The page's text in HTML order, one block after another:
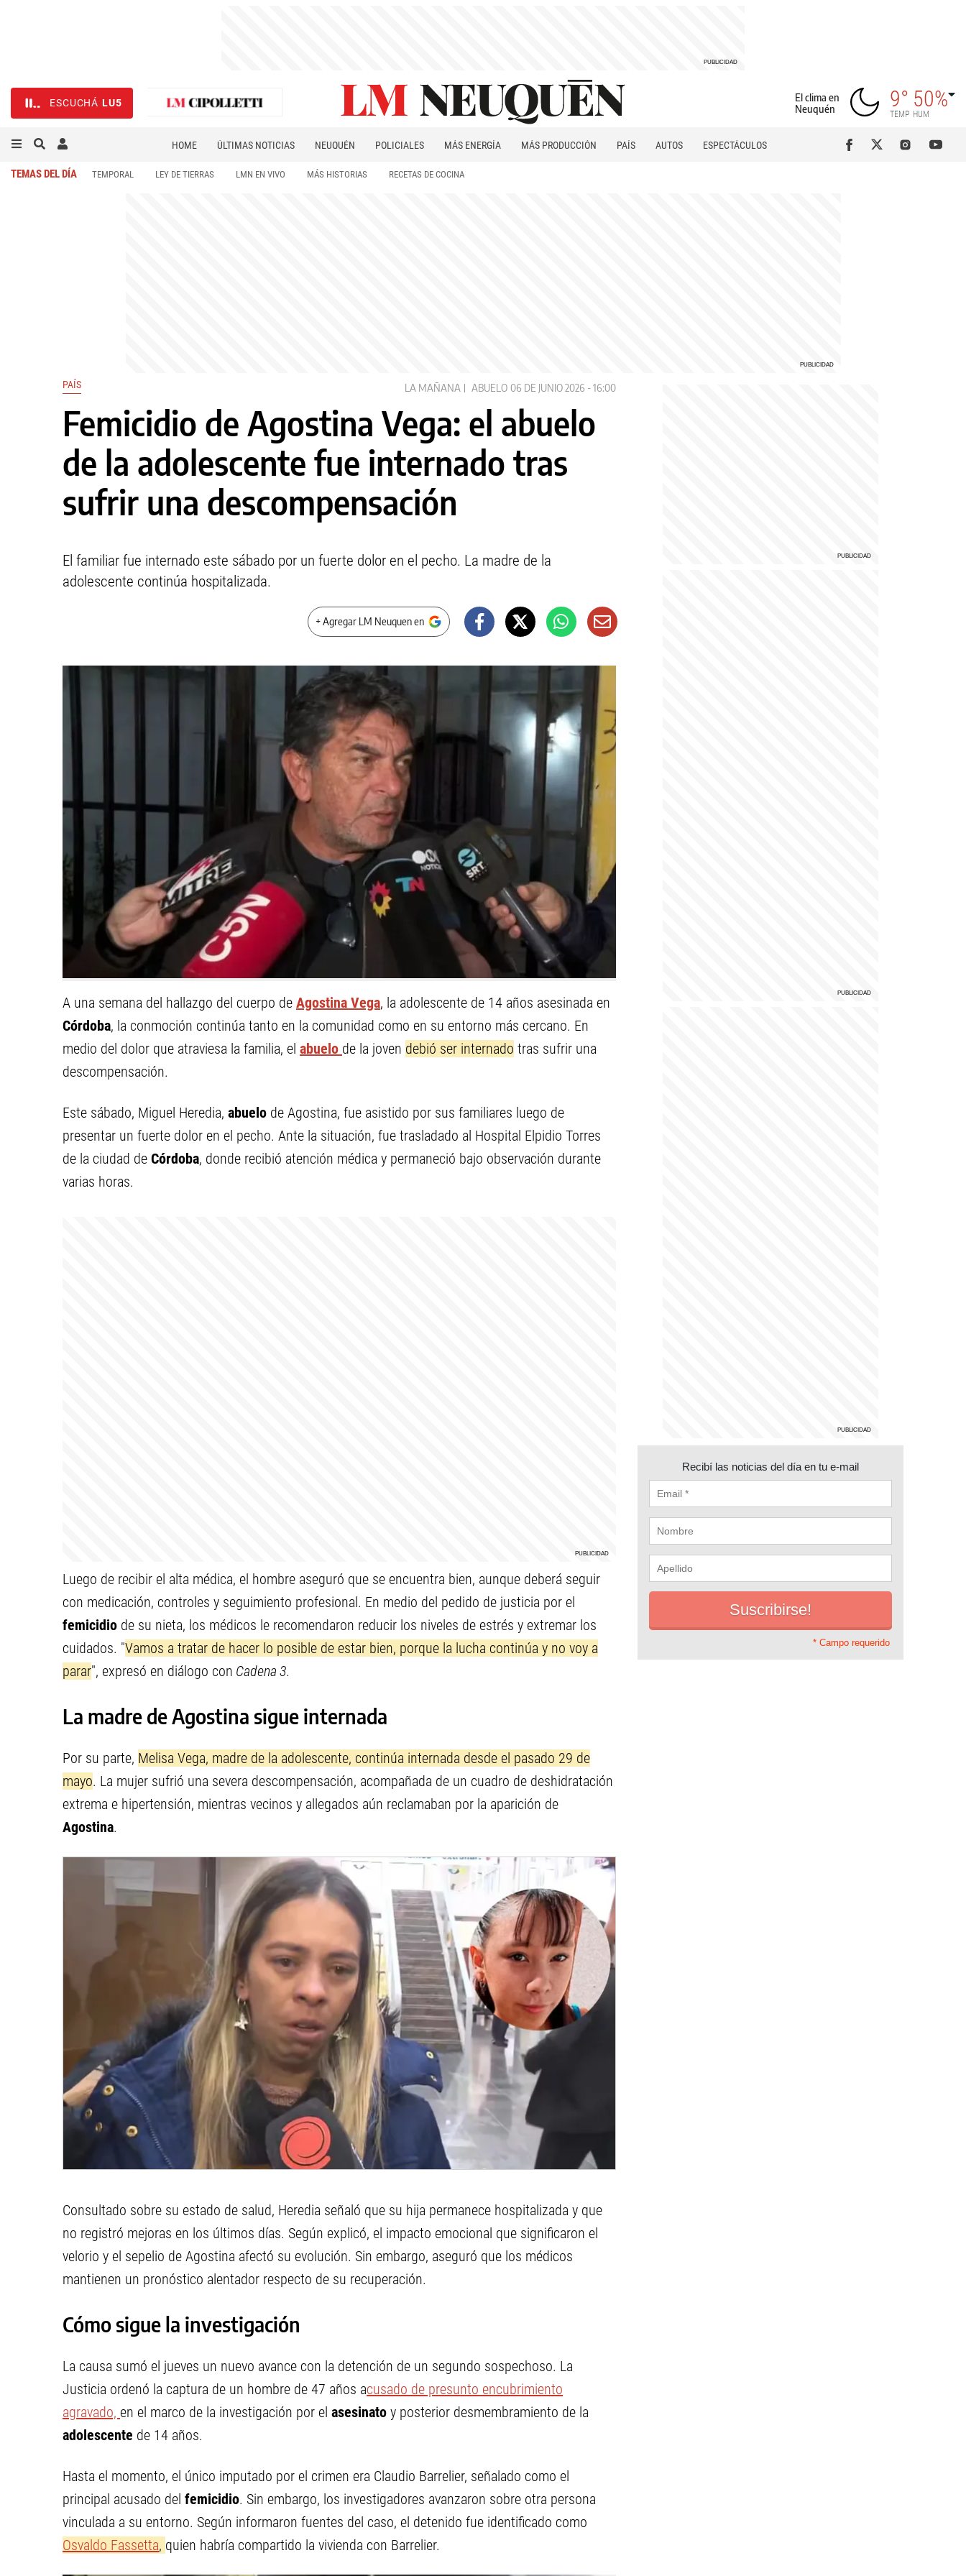
ESCUCHÁ LU5
El clima en
Neuquén
9°
TEMP
50%
HUM
HOME ÚLTIMAS NOTICIAS NEUQUÉN POLICIALES MÁS ENERGÍA MÁS PRODUCCIÓN PAÍS AUTOS
ESPECTÁCULOS
TEMAS DEL DÍA TEMPORAL LEY DE TIERRAS LMN EN VIVO MÁS HISTORIAS RECETAS DE COCINA
PAÍS LA MAÑANA ABUELO 06 DE JUNIO 2026 - 16:00
Femicidio de Agostina Vega: el abuelo
de la adolescente fue internado tras
sufrir una descompensación
El familiar fue internado este sábado por un fuerte dolor en el pecho. La madre de la
adolescente continúa hospitalizada.
+ Agregar LM Neuquen en
A una semana del hallazgo del cuerpo de Agostina Vega, la adolescente de 14 años asesinada en
Córdoba, la conmoción continúa tanto en la comunidad como en su entorno más cercano. En
medio del dolor que atraviesa la familia, el abuelo de la joven debió ser internado tras sufrir una
descompensación.
Este sábado, Miguel Heredia, abuelo de Agostina, fue asistido por sus familiares luego de
presentar un fuerte dolor en el pecho. Ante la situación, fue trasladado al Hospital Elpidio Torres
de la ciudad de Córdoba, donde recibió atención médica y permaneció bajo observación durante
varias horas.
Luego de recibir el alta médica, el hombre aseguró que se encuentra bien, aunque deberá seguir
con medicación, controles y seguimiento profesional. En medio del pedido de justicia por el
femicidio de su nieta, los médicos le recomendaron reducir los niveles de estrés y extremar los
cuidados. "Vamos a tratar de hacer lo posible de estar bien, porque la lucha continúa y no voy a
parar", expresó en diálogo con Cadena 3.
La madre de Agostina sigue internada
Por su parte, Melisa Vega, madre de la adolescente, continúa internada desde el pasado 29 de
mayo. La mujer sufrió una severa descompensación, acompañada de un cuadro de deshidratación
extrema e hipertensión, mientras vecinos y allegados aún reclamaban por la aparición de
Agostina.
Consultado sobre su estado de salud, Heredia señaló que su hija permanece hospitalizada y que
no registró mejoras en los últimos días. Según explicó, el impacto emocional que significaron el
velorio y el sepelio de Agostina afectó su evolución. Sin embargo, aseguró que los médicos
mantienen un pronóstico alentador respecto de su recuperación.
Cómo sigue la investigación
La causa sumó el jueves un nuevo avance con la detención de un segundo sospechoso. La
Justicia ordenó la captura de un hombre de 47 años acusado de presunto encubrimiento
agravado, en el marco de la investigación por el asesinato y posterior desmembramiento de la
adolescente de 14 años.
Hasta el momento, el único imputado por el crimen era Claudio Barrelier, señalado como el
principal acusado del femicidio. Sin embargo, los investigadores avanzaron sobre otra persona
vinculada a su entorno. Según informaron fuentes del caso, el detenido fue identificado como
Osvaldo Fassetta, quien habría compartido la vivienda con Barrelier.
Recibí las noticias del día en tu e-mail
* Campo requerido